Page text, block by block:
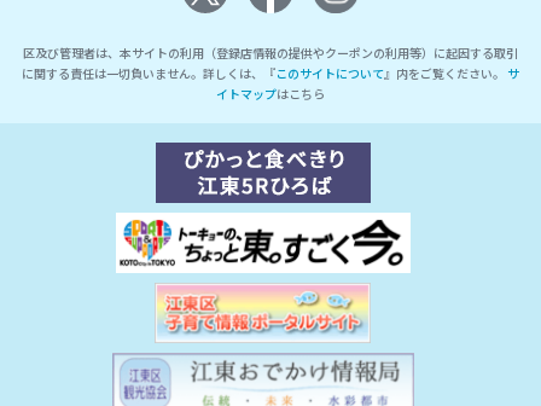
区及び管理者は、本サイトの利用（登録店情報の提供やクーポンの利用等）に起因する取引
に関する責任は一切負いません。詳しくは、『このサイトについて』内をご覧ください。 サ
イトマップはこちら